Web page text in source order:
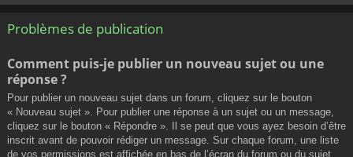
Problèmes de publication
Comment puis-je publier un nouveau sujet ou une
réponse ?
Pour publier un nouveau sujet dans un forum, cliquez sur le bouton
« Nouveau sujet ». Pour publier une réponse à un sujet ou un message,
cliquez sur le bouton « Répondre ». Il se peut que vous ayez besoin d’être
inscrit avant de pouvoir rédiger un message. Sur chaque forum, une liste
de vos permissions est affichée en bas de l’écran du forum ou du sujet.